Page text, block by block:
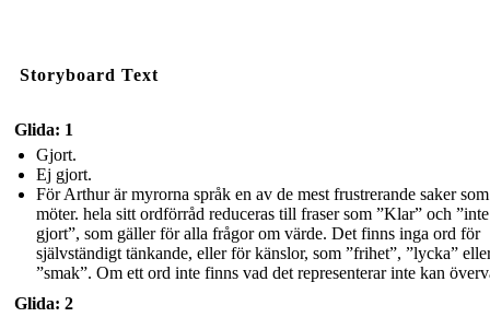
Storyboard Text
Glida: 1
Gjort.
Ej gjort.
För Arthur är myrorna språk en av de mest frustrerande saker
möter. hela sitt ordförråd reduceras till fraser som ”Klar” och ”inte
gjort”, som gäller för alla frågor om värde. Det finns inga ord för
självständigt tänkande, eller för känslor, som ”frihet”, ”lycka”
”smak”. Om ett ord inte finns vad det representerar inte kan
Glida: 2